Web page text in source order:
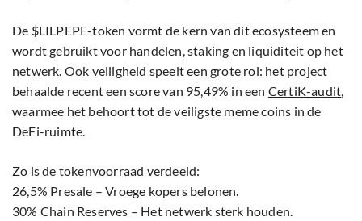
De $LILPEPE-token vormt de kern van dit ecosysteem en
wordt gebruikt voor handelen, staking en liquiditeit op het
netwerk. Ook veiligheid speelt een grote rol: het project
behaalde recent een score van 95,49% in een CertiK-audit,
waarmee het behoort tot de veiligste meme coins in de
DeFi-ruimte.
Zo is de tokenvoorraad verdeeld:
26,5% Presale – Vroege kopers belonen.
30% Chain Reserves – Het netwerk sterk houden.